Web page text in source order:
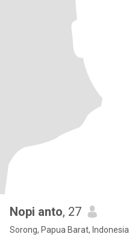
Nopi anto, 27
Sorong, Papua Barat, Indonesia